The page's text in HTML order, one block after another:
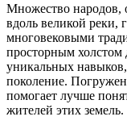
Множество народов,
вдоль великой реки,
многовековыми
просторным холстом
уникальных
поколение.
помогает лучше
жителей этих земель.